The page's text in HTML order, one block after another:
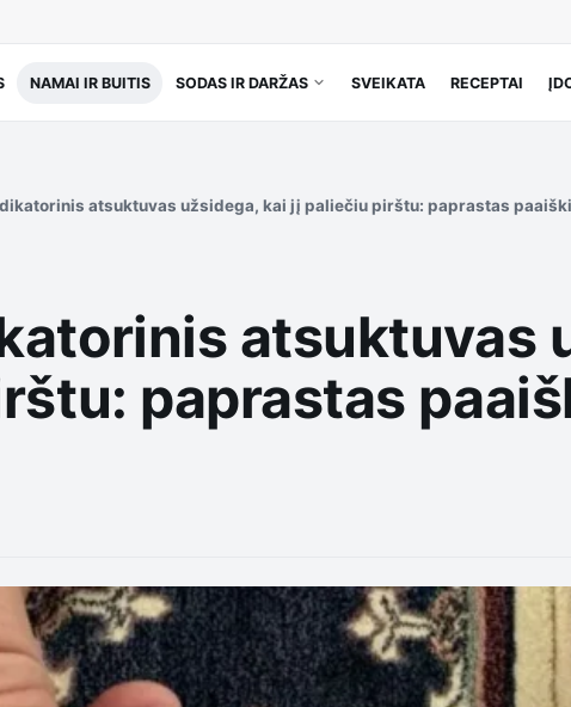
NAMAI IR BUITIS SODAS IR DARŽAS SVEIKATA RECEPTAI
atsuktuvas užsidega, kai jį paliečiu pirštu: paprastas
atsuktuvas
paprastas